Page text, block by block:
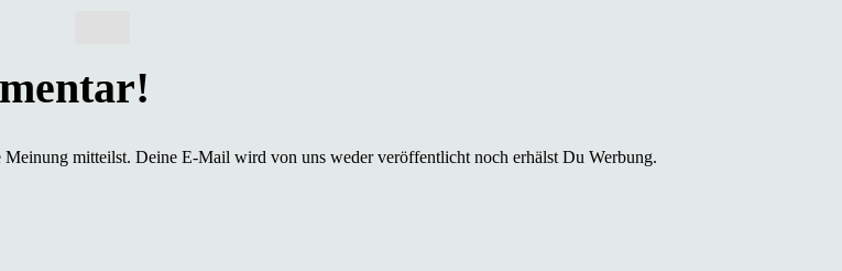
mitteilst. Deine E-Mail wird von uns weder veröffentlicht noch erhälst Du Werbung.